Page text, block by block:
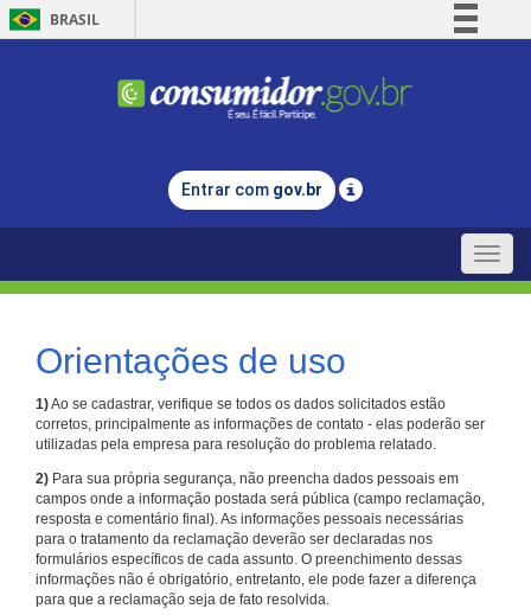
BRASIL
Comunica BR
Legislação
Entrar com gov.br
Toggle
Orientações de uso
1)Ao se cadastrar, verifique se todos os dados solicitados estão
corretos, principalmente as informações de contato - elas poderão ser
utilizadas pela empresa para resolução do problema relatado.
2) Para sua própria segurança, não preencha dados pessoais em
campos onde a informação postada será pública (campo reclamação,
resposta e comentário final). As informações pessoais necessárias
para o tratamento da reclamação deverão ser declaradas nos
formulários específicos de cada assunto. O preenchimento dessas
informações não é obrigatório, entretanto, ele pode fazer a diferença
para que a reclamação seja de fato resolvida.